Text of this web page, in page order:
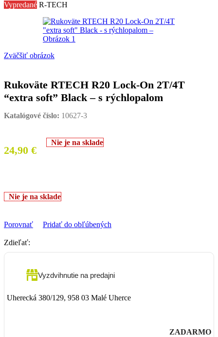
Vypredané R-TECH
Zväčšiť obrázok
Rukoväte RTECH R20 Lock-On 2T/4T
“extra soft” Black – s rýchlopalom
Katalógové číslo: 10627-3
24,90 €
Nie je na sklade
Nie je na sklade
Porovnať Pridať do obľúbených
Zdieľať:
Vyzdvihnutie na predajni
Uherecká 380/129, 958 03 Malé Uherce
ZADARMO